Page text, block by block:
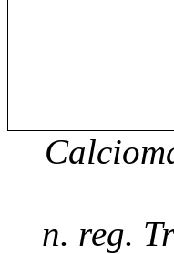
n. reg.